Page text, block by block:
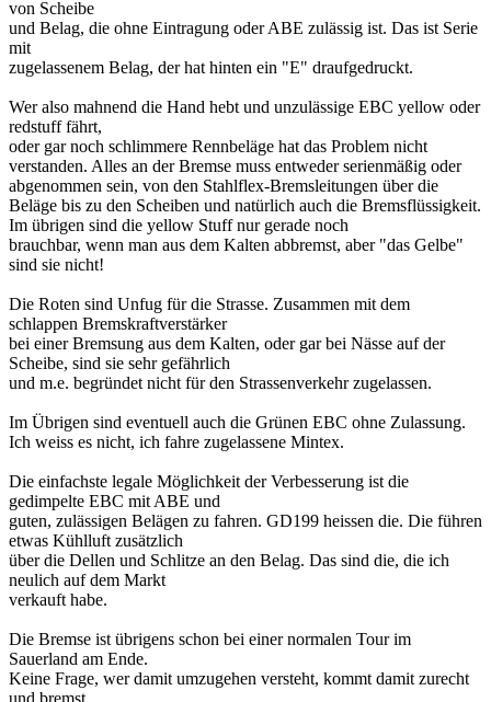
von Scheibe
und Belag, die ohne Eintragung oder ABE zulässig ist. Das ist Serie
mit
zugelassenem Belag, der hat hinten ein "E" draufgedruckt.
Wer also mahnend die Hand hebt und unzulässige EBC yellow oder
redstuff fährt,
oder gar noch schlimmere Rennbeläge hat das Problem nicht
verstanden. Alles an der Bremse muss entweder serienmäßig oder
abgenommen sein, von den Stahlflex-Bremsleitungen über die
Beläge bis zu den Scheiben und natürlich auch die Bremsflüssigkeit.
Im übrigen sind die yellow Stuff nur gerade noch
brauchbar, wenn man aus dem Kalten abbremst, aber "das Gelbe"
sind sie nicht!
Die Roten sind Unfug für die Strasse. Zusammen mit dem
schlappen Bremskraftverstärker
bei einer Bremsung aus dem Kalten, oder gar bei Nässe auf der
Scheibe, sind sie sehr gefährlich
und m.e. begründet nicht für den Strassenverkehr zugelassen.
Im Übrigen sind eventuell auch die Grünen EBC ohne Zulassung.
Ich weiss es nicht, ich fahre zugelassene Mintex.
Die einfachste legale Möglichkeit der Verbesserung ist die
gedimpelte EBC mit ABE und
guten, zulässigen Belägen zu fahren. GD199 heissen die. Die führen
etwas Kühlluft zusätzlich
über die Dellen und Schlitze an den Belag. Das sind die, die ich
neulich auf dem Markt
verkauft habe.
Die Bremse ist übrigens schon bei einer normalen Tour im
Sauerland am Ende.
Keine Frage, wer damit umzugehen versteht, kommt damit zurecht